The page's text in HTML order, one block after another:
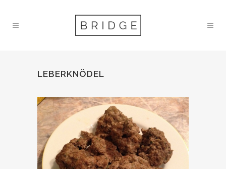
LEBERKNÖDEL